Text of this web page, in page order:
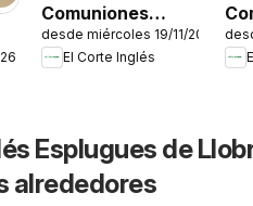
Comuniones
2026
desde miércoles 19/11/2025
El Corte Inglés
Esplugues de
alrededores